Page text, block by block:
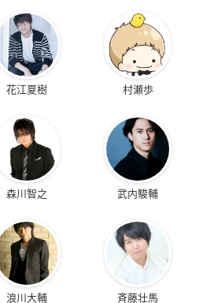
花江夏樹 村瀬歩
森川智之 武内駿輔
浪川大輔 斉藤壮馬